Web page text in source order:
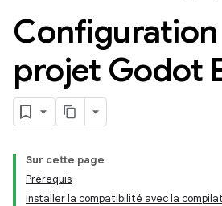
projet Godot
Sur cette page
Prérequis
Installer la compatibilité avec la